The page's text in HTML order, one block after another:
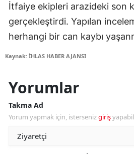
İtfaiye ekipleri arazideki son
gerçekleştirdi. Yapılan
herhangi bir can kaybı
Kaynak: İHLAS HABER AJANSI
Yorumlar
Takma Ad
Yorum yapmak için, istersenizgiriş